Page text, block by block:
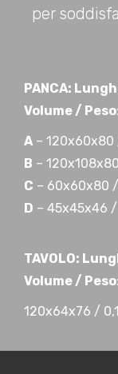
per
PANCA:
Volume / Peso:
A – 120x60x80
B –
C – 60x60x80
D – 45x45x46
TAVOLO:
Volume / Peso:
120x64x76 /